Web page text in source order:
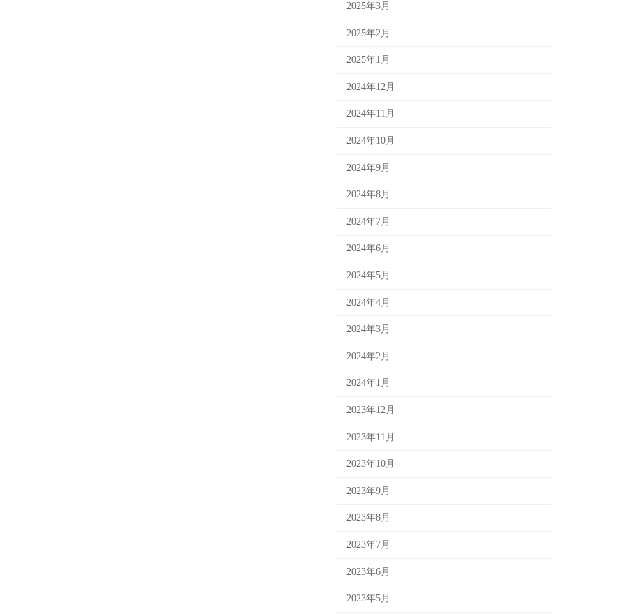
2025年3月
2025年2月
2025年1月
2024年12月
2024年11月
2024年10月
2024年9月
2024年8月
2024年7月
2024年6月
2024年5月
2024年4月
2024年3月
2024年2月
2024年1月
2023年12月
2023年11月
2023年10月
2023年9月
2023年8月
2023年7月
2023年6月
2023年5月